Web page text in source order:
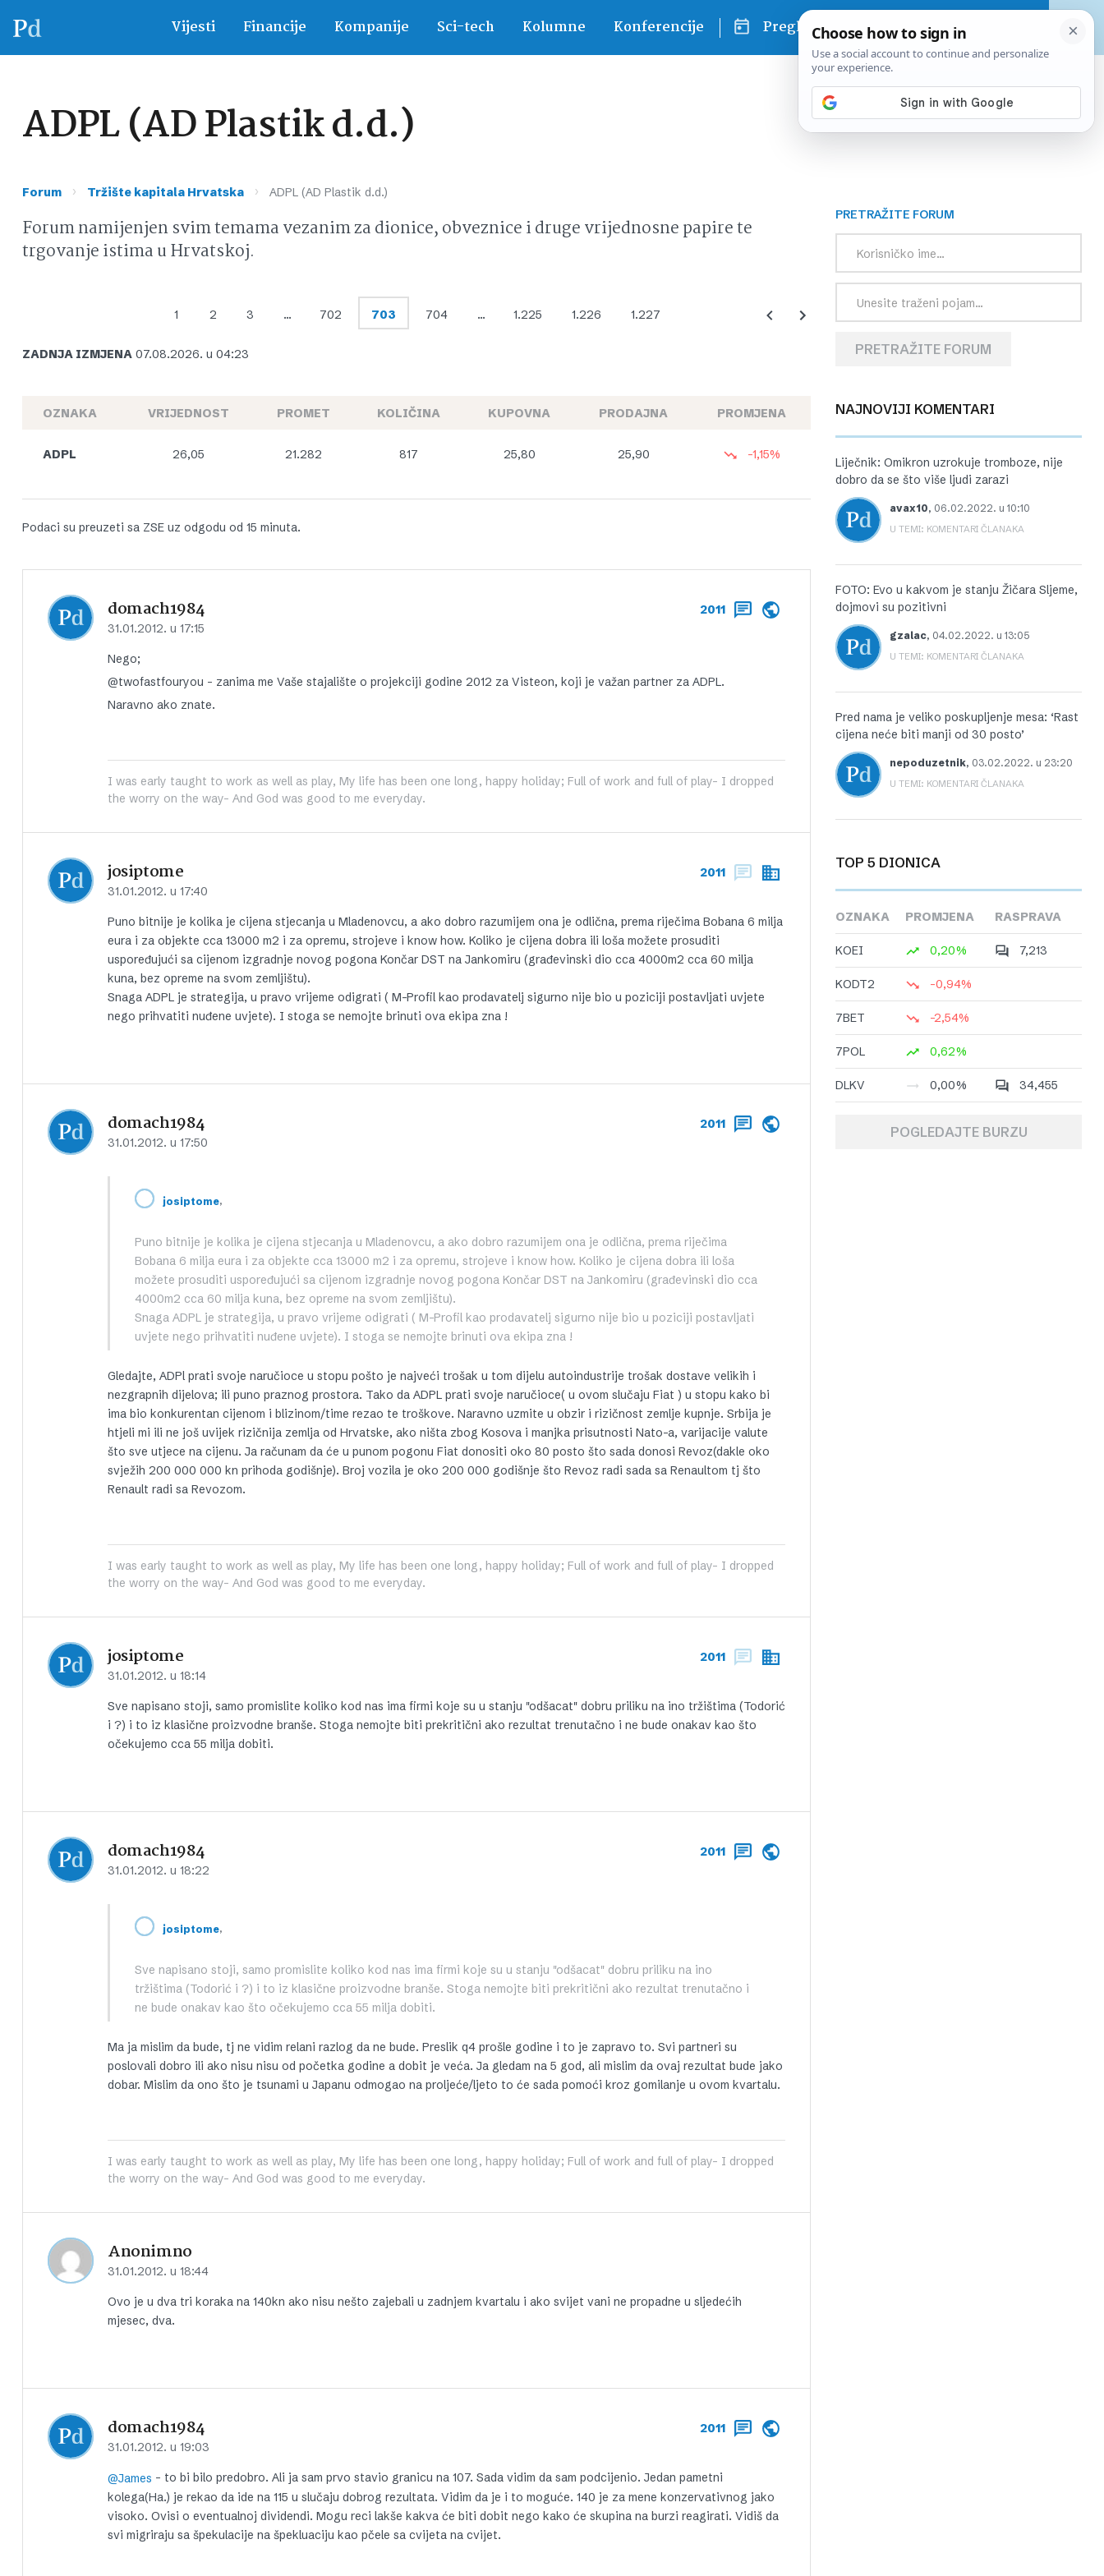
Vijesti Financije Kompanije Sci-tech Kolumne Konferencije Pregled dana
ADPL (AD Plastik d.d.)
Forum › Tržište kapitala Hrvatska › ADPL (AD Plastik d.d.)
Forum namijenjen svim temama vezanim za dionice, obveznice i druge vrijednosne papire te
trgovanje istima u Hrvatskoj.
1 2 3 … 702 703 704 … 1.225 1.226 1.227
ZADNJA IZMJENA 07.08.2026. u 04:23
OZNAKA VRIJEDNOST PROMET KOLIČINA KUPOVNA PRODAJNA PROMJENA
ADPL 26,05 21.282 817 25,80 25,90 -1,15%
Podaci su preuzeti sa ZSE uz odgodu od 15 minuta.
domach1984
31.01.2012. u 17:15
2011
Nego;
@twofastfouryou – zanima me Vaše stajalište o projekciji godine 2012 za Visteon, koji je važan partner za ADPL.
Naravno ako znate.
I was early taught to work as well as play, My life has been one long, happy holiday; Full of work and full of play- I dropped
the worry on the way- And God was good to me everyday.
josiptome
31.01.2012. u 17:40
2011
Puno bitnije je kolika je cijena stjecanja u Mladenovcu, a ako dobro razumijem ona je odlična, prema riječima Bobana 6 milja
eura i za objekte cca 13000 m2 i za opremu, strojeve i know how. Koliko je cijena dobra ili loša možete prosuditi
uspoređujući sa cijenom izgradnje novog pogona Končar DST na Jankomiru (građevinski dio cca 4000m2 cca 60 milja
kuna, bez opreme na svom zemljištu).
Snaga ADPL je strategija, u pravo vrijeme odigrati ( M-Profil kao prodavatelj sigurno nije bio u poziciji postavljati uvjete
nego prihvatiti nuđene uvjete). I stoga se nemojte brinuti ova ekipa zna !
domach1984
31.01.2012. u 17:50
2011
josiptome,
Puno bitnije je kolika je cijena stjecanja u Mladenovcu, a ako dobro razumijem ona je odlična, prema riječima
Bobana 6 milja eura i za objekte cca 13000 m2 i za opremu, strojeve i know how. Koliko je cijena dobra ili loša
možete prosuditi uspoređujući sa cijenom izgradnje novog pogona Končar DST na Jankomiru (građevinski dio cca
4000m2 cca 60 milja kuna, bez opreme na svom zemljištu).
Snaga ADPL je strategija, u pravo vrijeme odigrati ( M-Profil kao prodavatelj sigurno nije bio u poziciji postavljati
uvjete nego prihvatiti nuđene uvjete). I stoga se nemojte brinuti ova ekipa zna !
Gledajte, ADPl prati svoje naručioce u stopu pošto je najveći trošak u tom dijelu autoindustrije trošak dostave velikih i
nezgrapnih dijelova; ili puno praznog prostora. Tako da ADPL prati svoje naručioce( u ovom slučaju Fiat ) u stopu kako bi
ima bio konkurentan cijenom i blizinom/time rezao te troškove. Naravno uzmite u obzir i rizičnost zemlje kupnje. Srbija je
htjeli mi ili ne još uvijek rizičnija zemlja od Hrvatske, ako ništa zbog Kosova i manjka prisutnosti Nato-a, varijacije valute
što sve utjece na cijenu. Ja računam da će u punom pogonu Fiat donositi oko 80 posto što sada donosi Revoz(dakle oko
svježih 200 000 000 kn prihoda godišnje). Broj vozila je oko 200 000 godišnje što Revoz radi sada sa Renaultom tj što
Renault radi sa Revozom.
I was early taught to work as well as play, My life has been one long, happy holiday; Full of work and full of play- I dropped
the worry on the way- And God was good to me everyday.
josiptome
31.01.2012. u 18:14
2011
Sve napisano stoji, samo promislite koliko kod nas ima firmi koje su u stanju "odšacat" dobru priliku na ino tržištima (Todorić
i ?) i to iz klasične proizvodne branše. Stoga nemojte biti prekritični ako rezultat trenutačno i ne bude onakav kao što
očekujemo cca 55 milja dobiti.
domach1984
31.01.2012. u 18:22
2011
josiptome,
Sve napisano stoji, samo promislite koliko kod nas ima firmi koje su u stanju "odšacat" dobru priliku na ino
tržištima (Todorić i ?) i to iz klasične proizvodne branše. Stoga nemojte biti prekritični ako rezultat trenutačno i
ne bude onakav kao što očekujemo cca 55 milja dobiti.
Ma ja mislim da bude, tj ne vidim relani razlog da ne bude. Preslik q4 prošle godine i to je zapravo to. Svi partneri su
poslovali dobro ili ako nisu nisu od početka godine a dobit je veća. Ja gledam na 5 god, ali mislim da ovaj rezultat bude jako
dobar. Mislim da ono što je tsunami u Japanu odmogao na proljeće/ljeto to će sada pomoći kroz gomilanje u ovom kvartalu.
I was early taught to work as well as play, My life has been one long, happy holiday; Full of work and full of play- I dropped
the worry on the way- And God was good to me everyday.
Anonimno
31.01.2012. u 18:44
Ovo je u dva tri koraka na 140kn ako nisu nešto zajebali u zadnjem kvartalu i ako svijet vani ne propadne u sljedećih
mjesec, dva.
domach1984
31.01.2012. u 19:03
2011
@James – to bi bilo predobro. Ali ja sam prvo stavio granicu na 107. Sada vidim da sam podcijenio. Jedan pametni
kolega(Ha.) je rekao da ide na 115 u slučaju dobrog rezultata. Vidim da je i to moguće. 140 je za mene konzervativnog jako
visoko. Ovisi o eventualnoj dividendi. Mogu reci lakše kakva će biti dobit nego kako će skupina na burzi reagirati. Vidiš da
svi migriraju sa špekulacije na špekluaciju kao pčele sa cvijeta na cvijet.
PRETRAŽITE FORUM
PRETRAŽITE FORUM
NAJNOVIJI KOMENTARI
Liječnik: Omikron uzrokuje tromboze, nije
dobro da se što više ljudi zarazi
avax10, 06.02.2022. u 10:10
U TEMI: KOMENTARI ČLANAKA
FOTO: Evo u kakvom je stanju Žičara Sljeme,
dojmovi su pozitivni
gzalac, 04.02.2022. u 13:05
U TEMI: KOMENTARI ČLANAKA
Pred nama je veliko poskupljenje mesa: ‘Rast
cijena neće biti manji od 30 posto’
nepoduzetnik, 03.02.2022. u 23:20
U TEMI: KOMENTARI ČLANAKA
TOP 5 DIONICA
OZNAKA PROMJENA RASPRAVA
KOEI 0,20% 7,213
KODT2 -0,94%
7BET -2,54%
7POL 0,62%
DLKV 0,00% 34,455
POGLEDAJTE BURZU